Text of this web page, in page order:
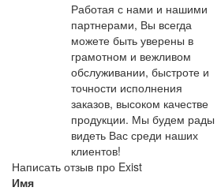
Работая с нами и нашими
партнерами, Вы всегда
можете быть уверены в
грамотном и вежливом
обслуживании, быстроте и
точности исполнения
заказов, высоком качестве
продукции. Мы будем рады
видеть Вас среди наших
клиентов!
Написать отзыв про Exist
Имя